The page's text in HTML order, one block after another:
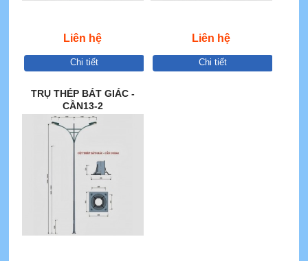
Liên hệ
Chi tiết
Liên hệ
Chi tiết
TRỤ THÉP BÁT GIÁC -
CẦN13-2